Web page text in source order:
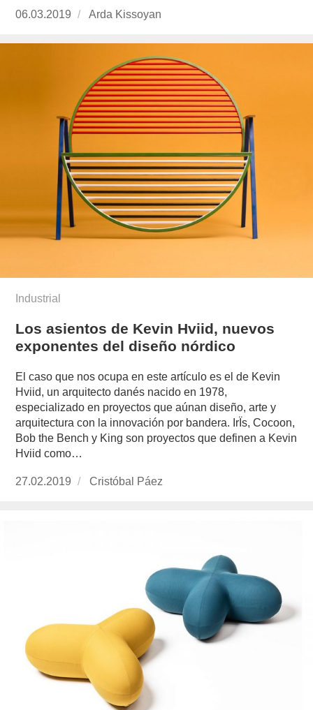
Publicado
06.03.2019
https://www.experimenta.es/author/arda-
Arda Kissoyan
Industrial
Los asientos de Kevin Hviid, nuevos
exponentes del diseño nórdico
El caso que nos ocupa en este artículo es el de Kevin
Hviid, un arquitecto danés nacido en 1978,
especializado en proyectos que aúnan diseño, arte y
arquitectura con la innovación por bandera. IrÏs, Cocoon,
Bob the Bench y King son proyectos que definen a Kevin
Hviid como…
Publicado
27.02.2019
https://www.experimenta.es/author/cristobal-
Cristóbal Páez